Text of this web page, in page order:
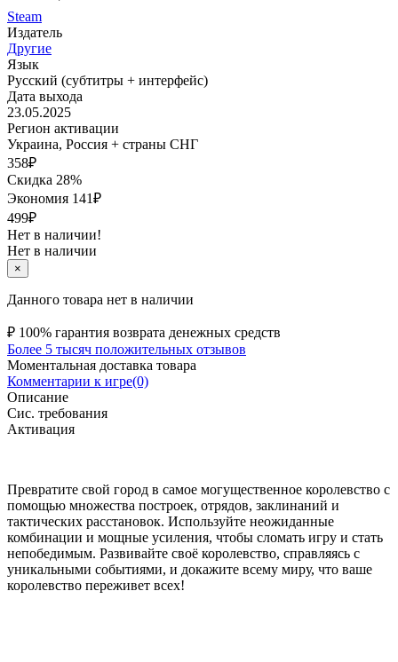
Steam
Издатель
Другие
Язык
Русский (субтитры + интерфейс)
Дата выхода
23.05.2025
Регион активации
Украина, Россия + страны СНГ
358₽
Скидка 28%
Экономия 141₽
499₽
Нет в наличии!
Нет в наличии
×
Данного товара нет в наличии
₽ 100% гарантия возврата денежных средств
Более 5 тысяч положительных отзывов
Моментальная доставка товара
Комментарии к игре(0)
Описание
Сис. требования
Активация
Превратите свой город в самое могущественное королевство с
помощью множества построек, отрядов, заклинаний и
тактических расстановок. Используйте неожиданные
комбинации и мощные усиления, чтобы сломать игру и стать
непобедимым. Развивайте своё королевство, справляясь с
уникальными событиями, и докажите всему миру, что ваше
королевство переживет всех!